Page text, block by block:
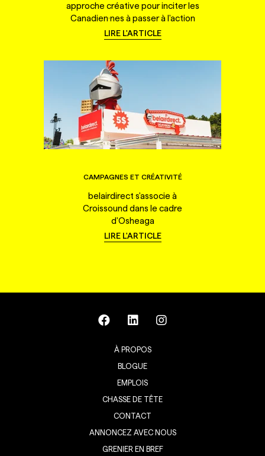
approche créative pour inciter les
Canadien·nes à passer à l'action
LIRE L'ARTICLE
CAMPAGNES ET CRÉATIVITÉ
belairdirect s'associe à
Croissound dans le cadre
d'Osheaga
LIRE L'ARTICLE
À PROPOS
BLOGUE
EMPLOIS
CHASSE DE TÊTE
CONTACT
ANNONCEZ AVEC NOUS
GRENIER EN BREF